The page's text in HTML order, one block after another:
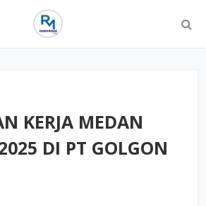
KERJA MEDAN
DI PT GOLGON